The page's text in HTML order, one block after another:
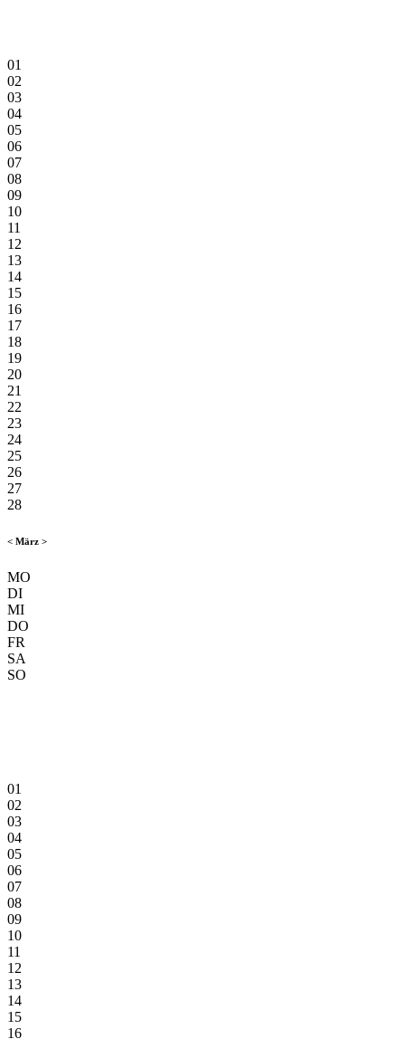
01
02
03
04
05
06
07
08
09
10
11
12
13
14
15
16
17
18
19
20
21
22
23
24
25
26
27
28
< März >
MO
DI
MI
DO
FR
SA
SO
01
02
03
04
05
06
07
08
09
10
11
12
13
14
15
16